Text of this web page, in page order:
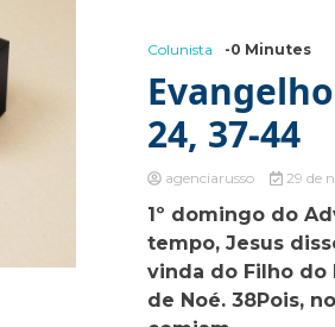
Colunista -0 Minutes
24, 37-44
agenciarusso 29 de
1º domingo do
tempo, Jesus
vinda do Filho do
de Noé. 38Pois,